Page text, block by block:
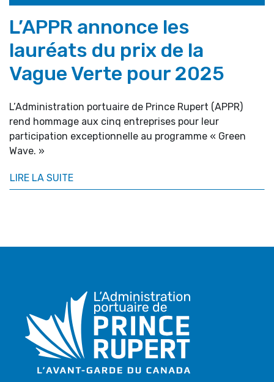
L’APPR annonce les
lauréats du prix de la
Vague Verte pour 2025
L’Administration portuaire de Prince Rupert (APPR)
rend hommage aux cinq entreprises pour leur
participation exceptionnelle au programme « Green
Wave. »
LIRE LA SUITE